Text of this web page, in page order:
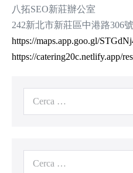
八拓SEO新莊辦公室
242新北市新莊區中港路306號
https://maps.app.goo.gl/
https://catering20c.netlify.app/